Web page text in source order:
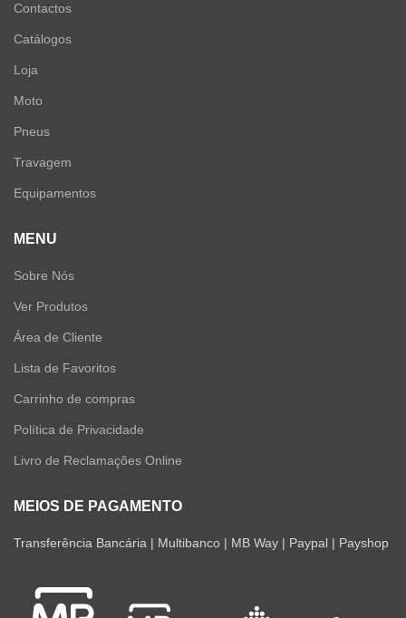
Contactos
Catálogos
Loja
Moto
Pneus
Travagem
Equipamentos
MENU
Sobre Nós
Ver Produtos
Área de Cliente
Lista de Favoritos
Carrinho de compras
Política de Privacidade
Livro de Reclamações Online
MEIOS DE PAGAMENTO
Transferência Bancária | Multibanco | MB Way | Paypal | Payshop